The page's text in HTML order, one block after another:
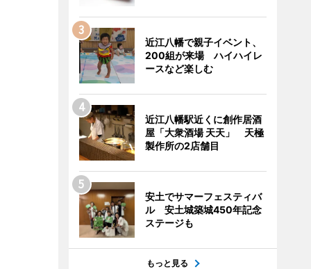
近江八幡で親子イベント、
200組が来場 ハイハイレ
ースなど楽しむ
近江八幡駅近くに創作居酒
屋「大衆酒場 天天」 天極
製作所の2店舗目
安土でサマーフェスティバ
ル 安土城築城450年記念
ステージも
もっと見る